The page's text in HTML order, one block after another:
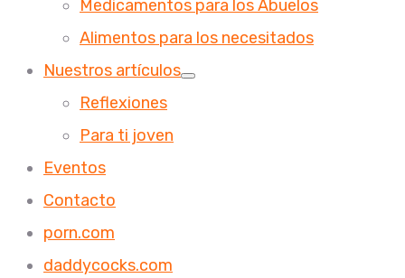
Medicamentos para los Abuelos
Alimentos para los necesitados
Nuestros artículos
Reflexiones
Para ti joven
Eventos
Contacto
porn.com
daddycocks.com